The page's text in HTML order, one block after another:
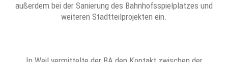
außerdem bei der Sanierung des Bahnhofsspielplatzes und
weiteren Stadtteilprojekten ein.